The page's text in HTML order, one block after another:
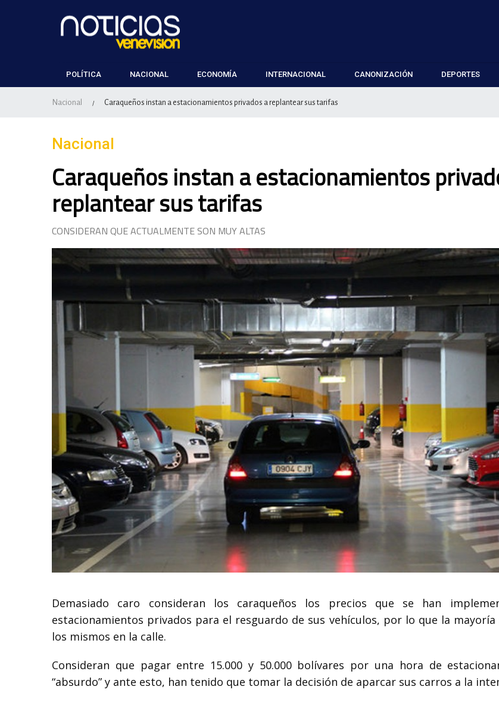
POLÍTICA NACIONAL ECONOMÍA INTERNACIONAL CANONIZACIÓN DEPORTES
Nacional / Caraqueños instan a estacionamientos privados a replantear sus tarifas
Nacional
Caraqueños instan a estacionamientos
replantear sus tarifas
CONSIDERAN QUE ACTUALMENTE SON MUY ALTAS
Demasiado caro consideran los caraqueños los precios que se han
estacionamientos privados para el resguardo de sus vehículos, por lo que la
los mismos en la calle.
Consideran que pagar entre 15.000 y 50.000 bolívares por una hora de
“absurdo” y ante esto, han tenido que tomar la decisión de aparcar sus carros a la